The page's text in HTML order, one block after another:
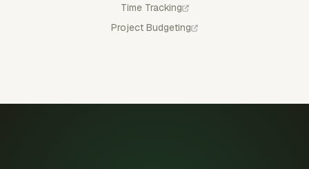
Time Tracking
Project Budgeting